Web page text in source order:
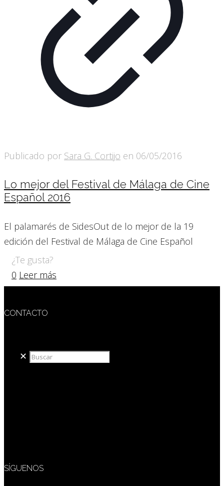
Publicado por Sara G. Cortijo en 06/05/2016
Lo mejor del Festival de Málaga de Cine
Español 2016
El palamarés de SidesOut de lo mejor de la 19
edición del Festival de Málaga de Cine Español
¿Te gusta?
0 Leer más
CONTACTO
✕
SÍGUENOS